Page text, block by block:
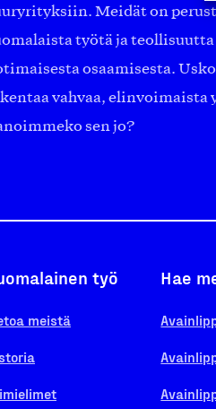
Meidät on
työtä ja
osaamisesta.
vahvaa, elinvoimaista
sen jo?
työ
meistä
Hae